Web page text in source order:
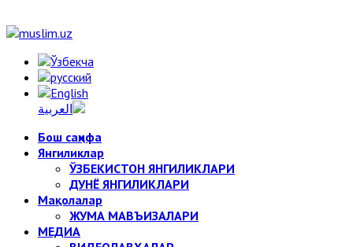
Бош саҳифа
Янгиликлар
ЎЗБЕКИСТОН ЯНГИЛИКЛАРИ
ДУНЁ ЯНГИЛИКЛАРИ
Мақолалар
ЖУМА МАВЪИЗАЛАРИ
МЕДИА